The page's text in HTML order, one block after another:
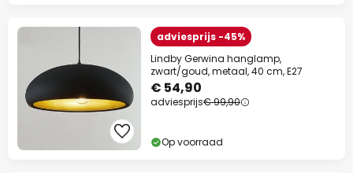
adviesprijs -45%
Lindby Gerwina hanglamp,
zwart/goud, metaal, 40 cm, E27
€ 54,90
adviesprijs€ 99,90
Op voorraad